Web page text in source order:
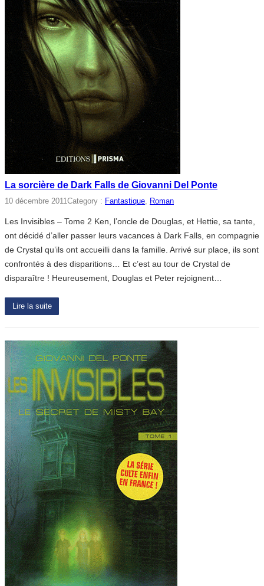
La sorcière de Dark Falls de Giovanni Del Ponte
10 décembre 2011Category : Fantastique, Roman
Les Invisibles – Tome 2 Ken, l’oncle de Douglas, et Hettie, sa tante,
ont décidé d’aller passer leurs vacances à Dark Falls, en compagnie
de Crystal qu’ils ont accueilli dans la famille. Arrivé sur place, ils sont
confrontés à des disparitions… Et c’est au tour de Crystal de
disparaître ! Heureusement, Douglas et Peter rejoignent…
Lire la suite